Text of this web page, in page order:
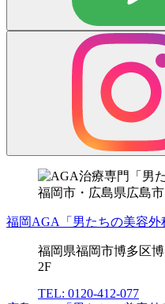
福岡AGA「男たちの美容外
福岡県福岡市博多区
2F
TEL: 0120-412-077